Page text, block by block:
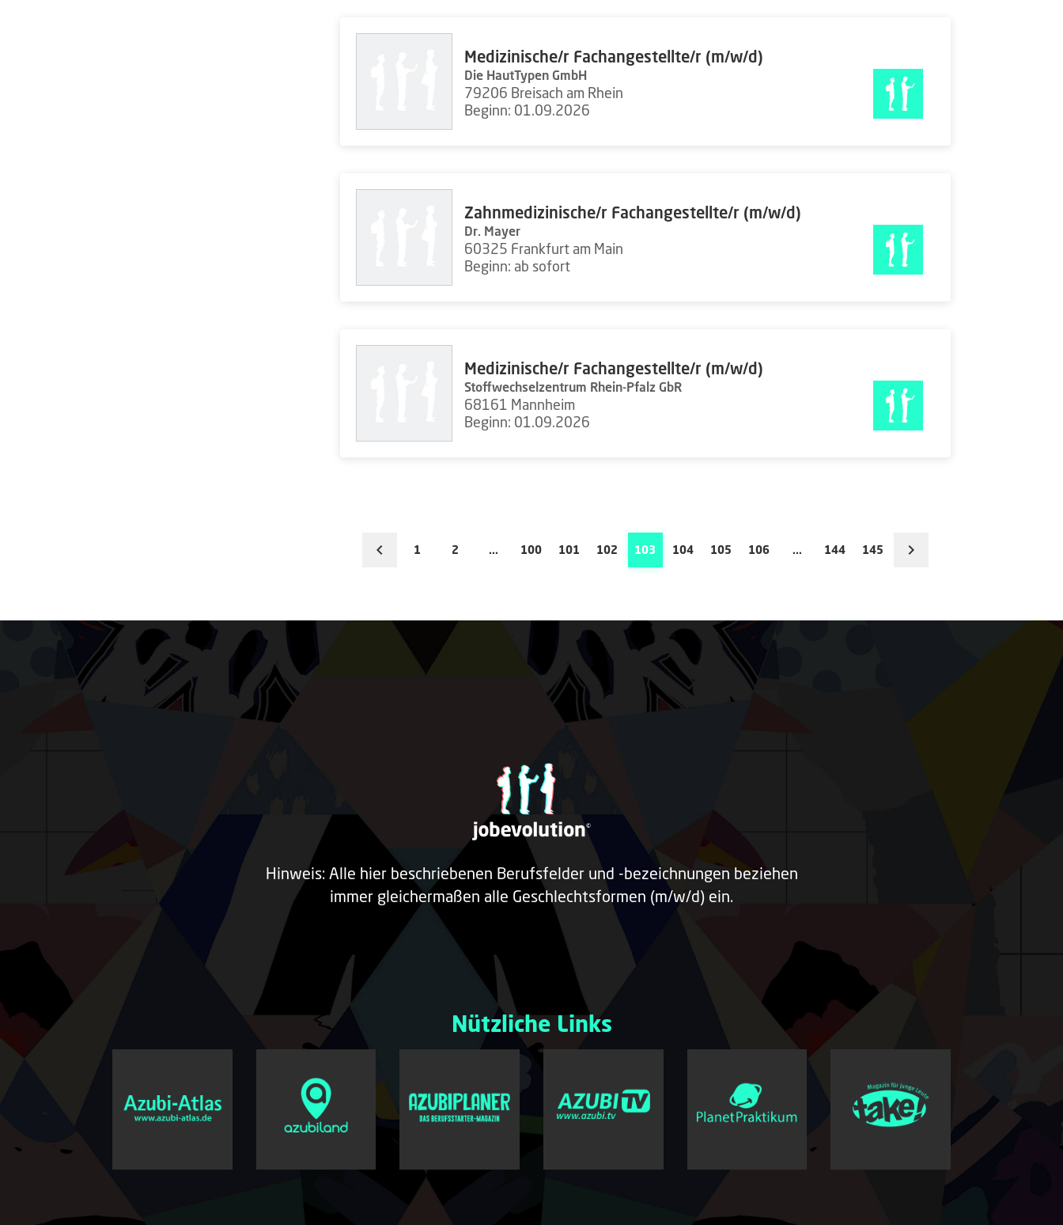
Medizinische/r Fachangestellte/r (m/w/d)
Die HautTypen GmbH
79206 Breisach am Rhein
Beginn: 01.09.2026
Zahnmedizinische/r Fachangestellte/r (m/w/d)
Dr. Mayer
60325 Frankfurt am Main
Beginn: ab sofort
Medizinische/r Fachangestellte/r (m/w/d)
Stoffwechselzentrum Rhein-Pfalz GbR
68161 Mannheim
Beginn: 01.09.2026
1 2 ... 100 101 102 103 104 105 106 ... 144 145
Hinweis: Alle hier beschriebenen Berufsfelder und -bezeichnungen beziehen
immer gleichermaßen alle Geschlechtsformen (m/w/d) ein.
Nützliche Links